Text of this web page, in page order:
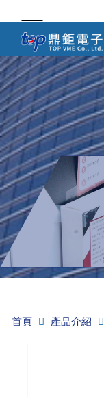
首頁 產品介紹